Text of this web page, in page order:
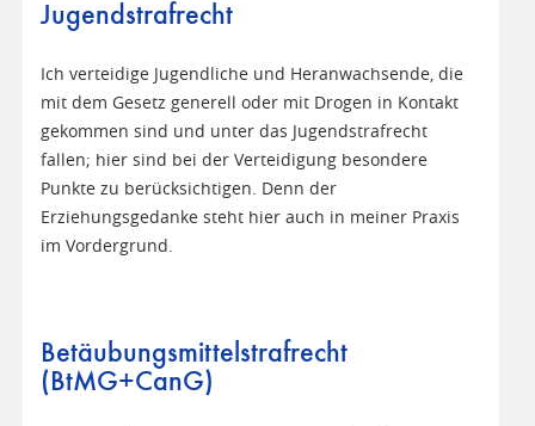
Jugendstrafrecht
Ich verteidige Jugendliche und Heranwachsende, die
mit dem Gesetz generell oder mit Drogen in Kontakt
gekommen sind und unter das Jugendstrafrecht
fallen; hier sind bei der Verteidigung besondere
Punkte zu berücksichtigen. Denn der
Erziehungsgedanke steht hier auch in meiner Praxis
im Vordergrund.
Betäubungsmittelstrafrecht
(BtMG+CanG)